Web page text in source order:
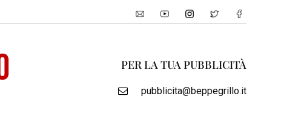
PER LA TUA PUBBLICITÀ
pubblicita@beppegrillo.it